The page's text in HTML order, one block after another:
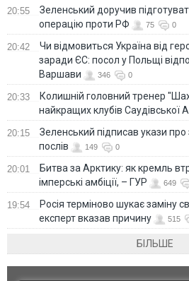
20:55
Зеленський доручив
операцію проти РФ
75 0
20:42
Чи відмовиться Україна від
заради ЄС: посол у Польщі
Варшави
346 0
20:33
Колишній головний тренер
найкращих клубів Саудівської
20:15
Зеленський підписав укази
послів
149 0
20:01
Битва за Арктику: як кремль
імперські амбіції, – ГУР
649
19:54
Росія терміново шукає заміну
експерт вказав причину
515
БІЛЬШЕ